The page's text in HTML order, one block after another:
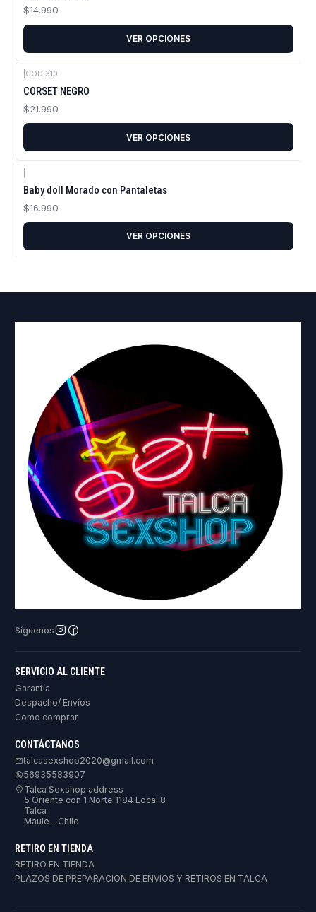
$14.990
VER OPCIONES
COD 310
CORSET NEGRO
$21.990
VER OPCIONES
Baby doll Morado con Pantaletas
$16.990
VER OPCIONES
Síguenos
SERVICIO AL CLIENTE
Garantía
Despacho/ Envíos
Como comprar
CONTÁCTANOS
talcasexshop2020@gmail.com
56935583907
Talca Sexshop address
5 Oriente con 1 Norte 1184 Local 8
Talca
Maule - Chile
RETIRO EN TIENDA
RETIRO EN TIENDA
PLAZOS DE PREPARACION DE ENVIOS Y RETIROS EN TALCA